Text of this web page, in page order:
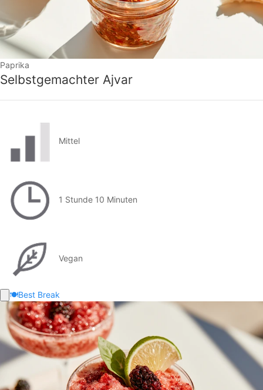
Paprika
Selbstgemachter Ajvar
Mittel
1 Stunde 10 Minuten
Vegan
🍽️Best Break